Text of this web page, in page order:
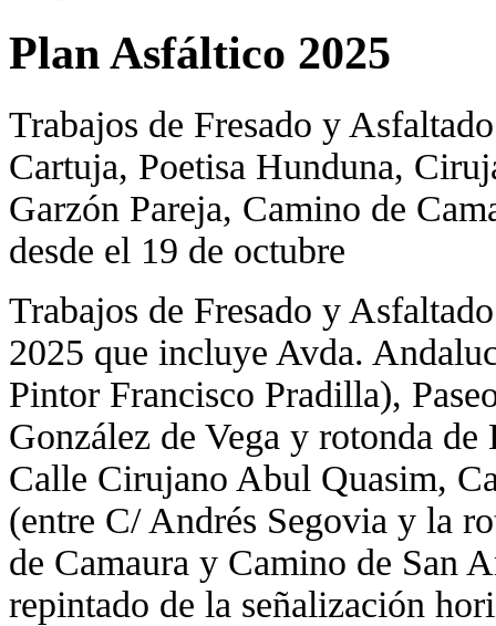
Plan Asfáltico 2025
Trabajos de Fresado y
Cartuja, Poetisa Hunduna,
Garzón Pareja, Camino de
desde el 19 de octubre
Trabajos de Fresado y
2025 que incluye Avda.
Pintor Francisco Pradilla),
González de Vega y rotonda
Calle Cirujano Abul Quasim,
(entre C/ Andrés Segovia y la
de Camaura y Camino de San
repintado de la señalización